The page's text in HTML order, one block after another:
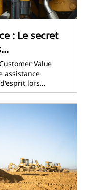
: Le secret
Value
assistance
lors…